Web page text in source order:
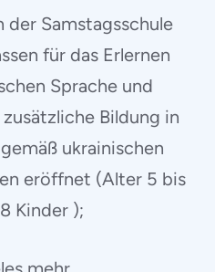
der Samstagsschule
für das Erlernen
Sprache und
zusätzliche Bildung in
ukrainischen
eröffnet (Alter 5 bis
Kinder );